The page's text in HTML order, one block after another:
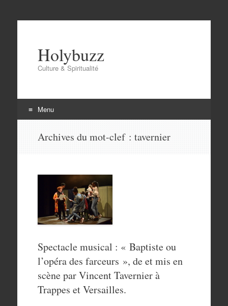
Holybuzz
Culture & Spiritualité
Menu
Archives du mot-clef : tavernier
Spectacle musical : « Baptiste ou
l’opéra des farceurs », de et mis en
scène par Vincent Tavernier à
Trappes et Versailles.